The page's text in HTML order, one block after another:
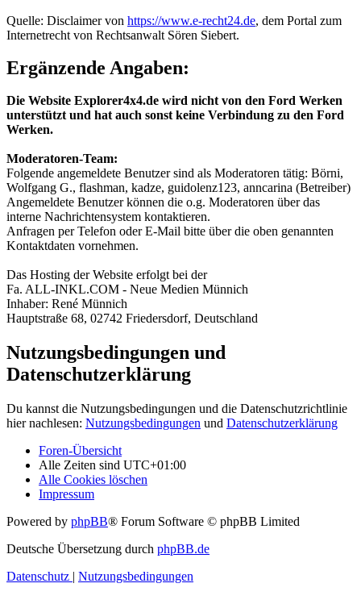
Quelle: Disclaimer von https://www.e-recht24.de, dem Portal zum
Internetrecht von Rechtsanwalt Sören Siebert.
Ergänzende Angaben:
Die Website Explorer4x4.de wird nicht von den Ford Werken
unterstützt und hat auch sonst keine Verbindung zu den Ford
Werken.
Moderatoren-Team:
Folgende angemeldete Benutzer sind als Moderatoren tätig: Börni,
Wolfgang G., flashman, kadze, guidolenz123, anncarina (Betreiber)
Angemeldete Benutzer können die o.g. Moderatoren über das
interne Nachrichtensystem kontaktieren.
Anfragen per Telefon oder E-Mail bitte über die oben genannten
Kontaktdaten vornehmen.
Das Hosting der Website erfolgt bei der
Fa. ALL-INKL.COM - Neue Medien Münnich
Inhaber: René Münnich
Hauptstraße 68, 02742 Friedersdorf, Deutschland
Nutzungsbedingungen und
Datenschutzerklärung
Du kannst die Nutzungsbedingungen und die Datenschutzrichtlinie
hier nachlesen: Nutzungsbedingungen und Datenschutzerklärung
Foren-Übersicht
Alle Zeiten sind UTC+01:00
Alle Cookies löschen
Impressum
Powered by phpBB® Forum Software © phpBB Limited
Deutsche Übersetzung durch phpBB.de
Datenschutz | Nutzungsbedingungen